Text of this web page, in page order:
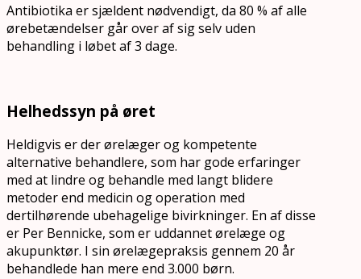
Antibiotika er sjældent nødvendigt, da 80 % af alle
ørebetændelser går over af sig selv uden
behandling i løbet af 3 dage.
Helhedssyn på øret
Heldigvis er der ørelæger og kompetente
alternative behandlere, som har gode erfaringer
med at lindre og behandle med langt blidere
metoder end medicin og operation med
dertilhørende ubehagelige bivirkninger. En af disse
er Per Bennicke, som er uddannet ørelæge og
akupunktør. I sin ørelægepraksis gennem 20 år
behandlede han mere end 3.000 børn.